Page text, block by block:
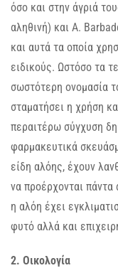
όσο και στην άγριά
αληθινή) και A.
και αυτά τα οποία
ειδικούς. Ωστόσο τα
σωστότερη ονομασία
σταματήσει η χρήση
περαιτέρω σύγχυση
φαρμακευτικά
είδη αλόης, έχουν
να προέρχονται
η αλόη έχει
φυτό αλλά και
2. Οικολογία